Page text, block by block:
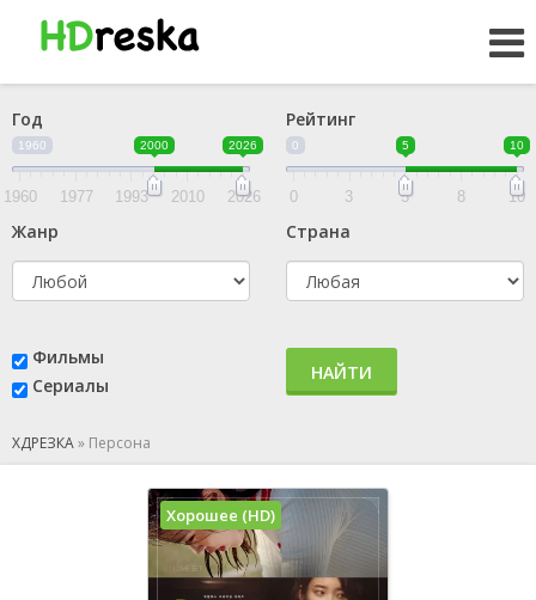
Год
1960 2000 2026
1960 1977 1993 2010 2026
Рейтинг
0 5 10
0 3 5 8 10
Жанр Страна
Фильмы
Сериалы
НАЙТИ
ХДРЕЗКА» Персона
Хорошее (HD)